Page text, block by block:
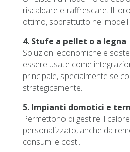
riscaldare e raffrescare. Il
ottimo, soprattutto nei
4. Stufe a pellet o a legna
Soluzioni economiche e
essere usate come
principale, specialmente se
strategicamente.
5. Impianti domotici e
Permettono di gestire il
personalizzato, anche da
consumi e costi.